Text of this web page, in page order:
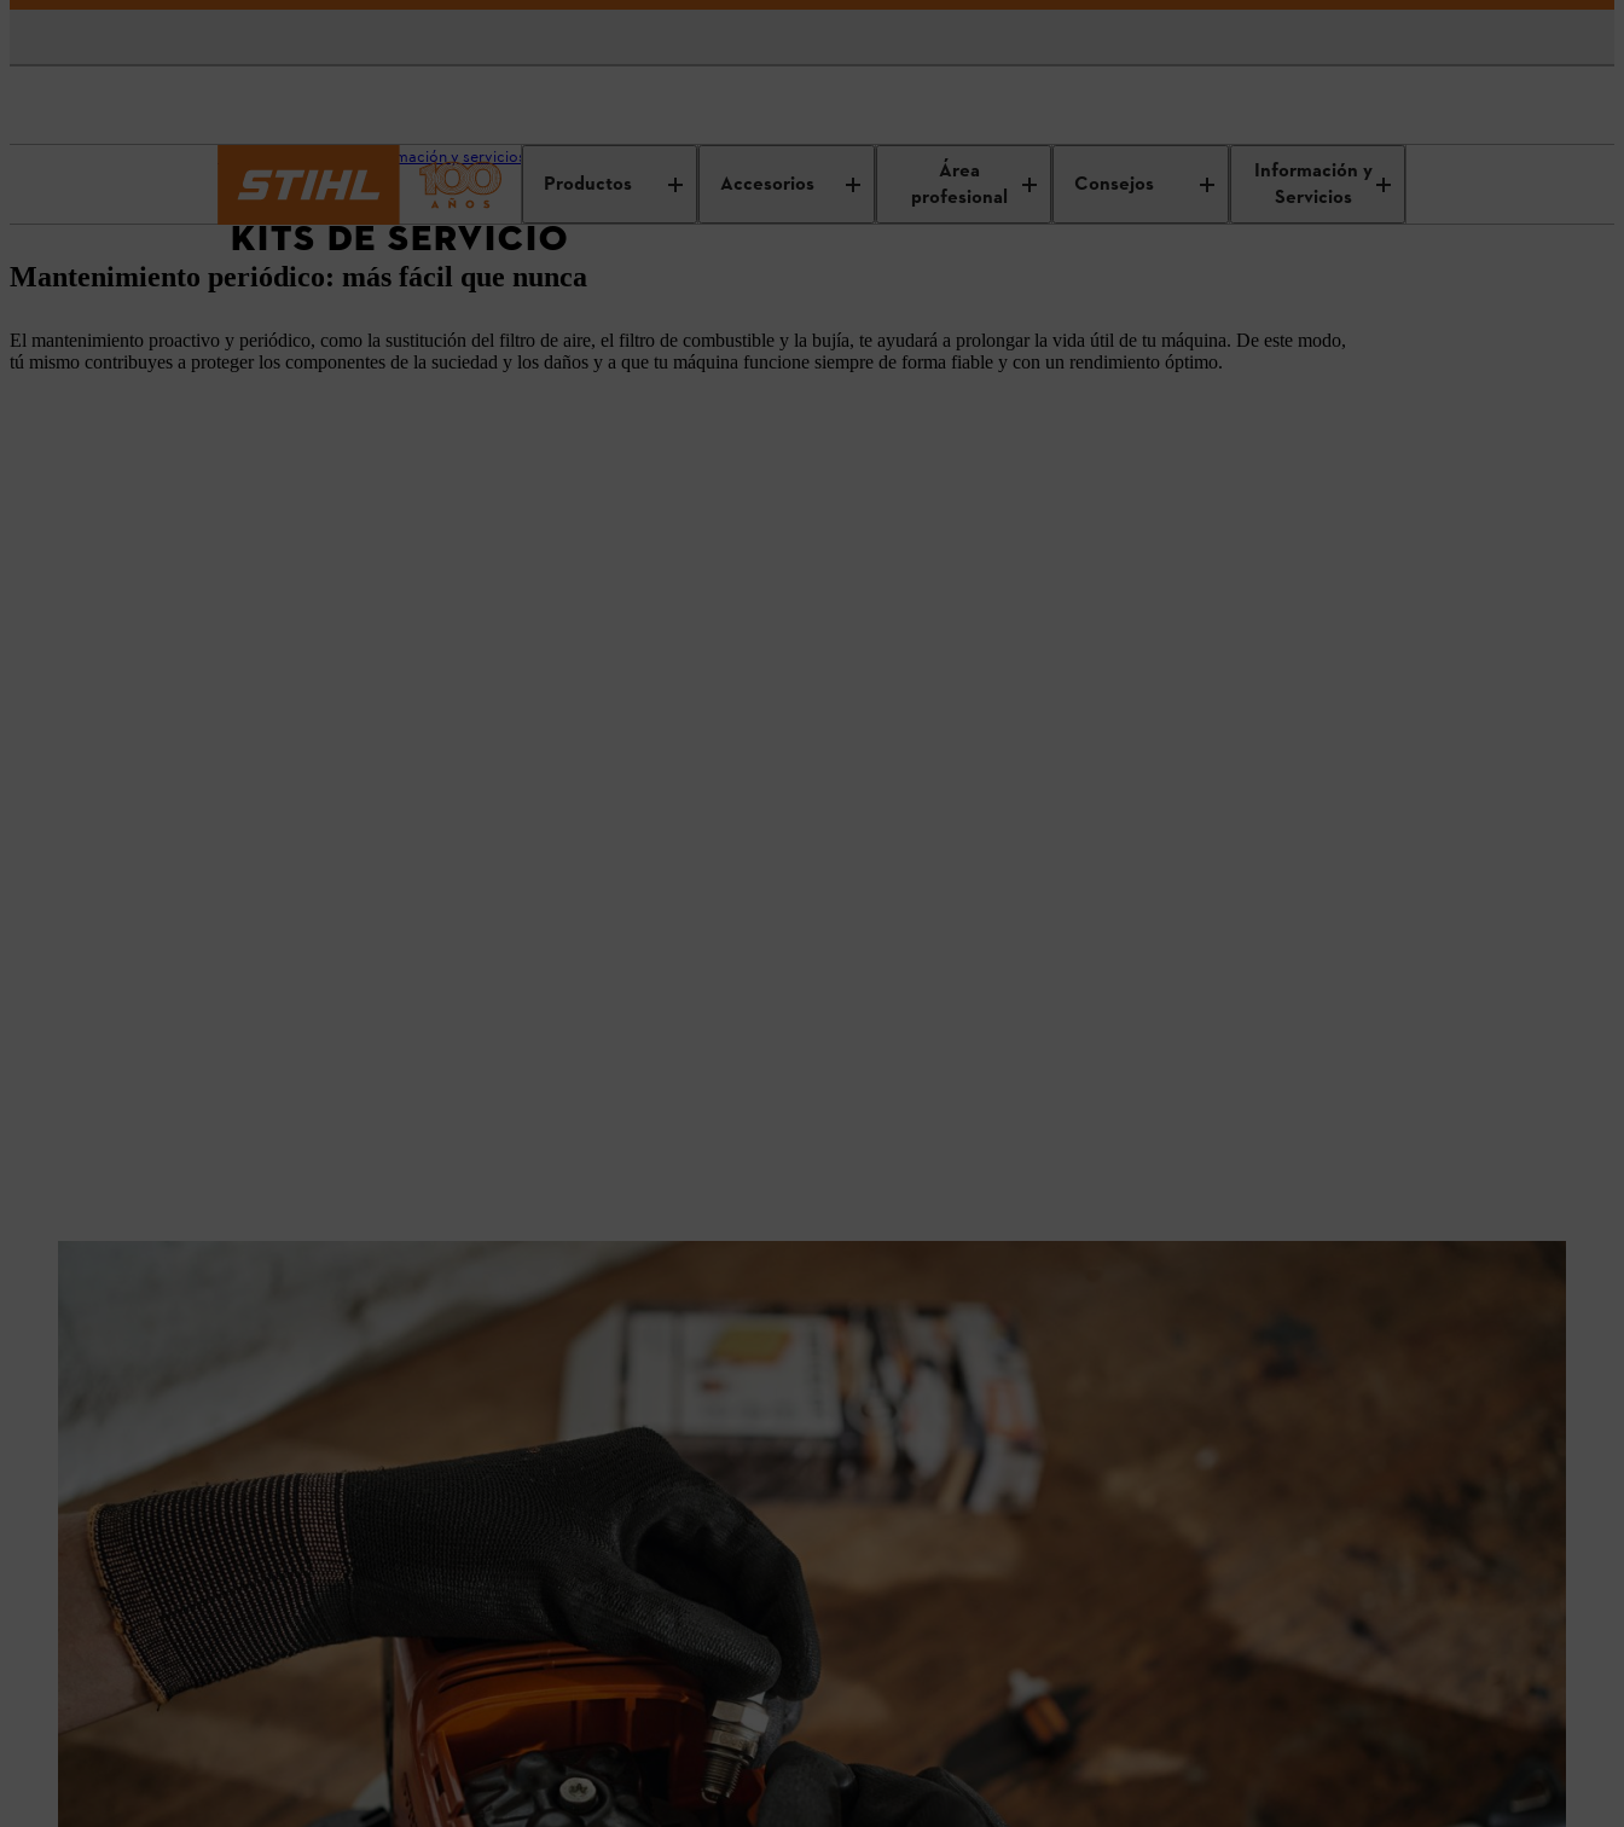
Productos Accesorios
Área
profesional
Consejos
Información y
Servicios
Información y servicios
KITS DE SERVICIO
Mantenimiento periódico: más fácil que nunca
El mantenimiento proactivo y periódico, como la sustitución del filtro de aire, el filtro de combustible y la bujía, te ayudará a prolongar la vida útil de tu máquina. De este modo,
tú mismo contribuyes a proteger los componentes de la suciedad y los daños y a que tu máquina funcione siempre de forma fiable y con un rendimiento óptimo.